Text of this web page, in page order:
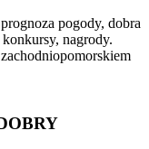
pogody, dobra
nagrody.